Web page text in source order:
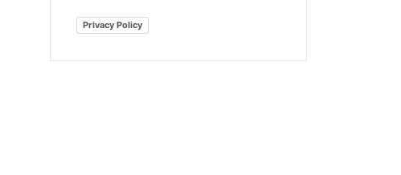
Privacy Policy